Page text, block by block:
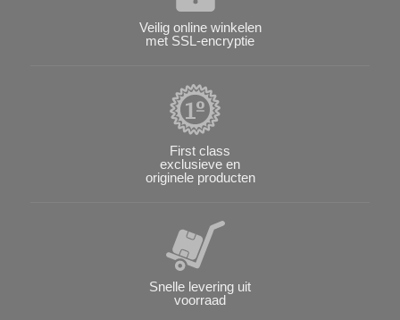
Veilig online winkelen
met SSL-encryptie
First class
exclusieve en
originele producten
Snelle levering uit
voorraad